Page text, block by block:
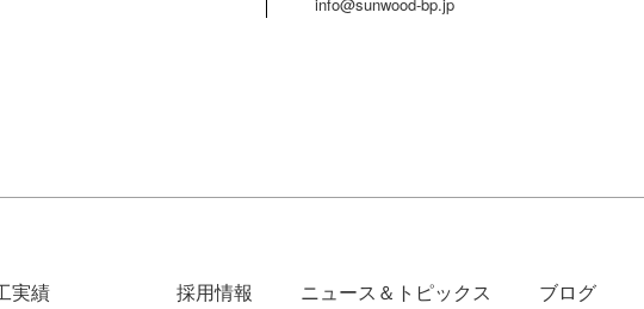
実績 採用情報 ニュース＆トピックス ブログ